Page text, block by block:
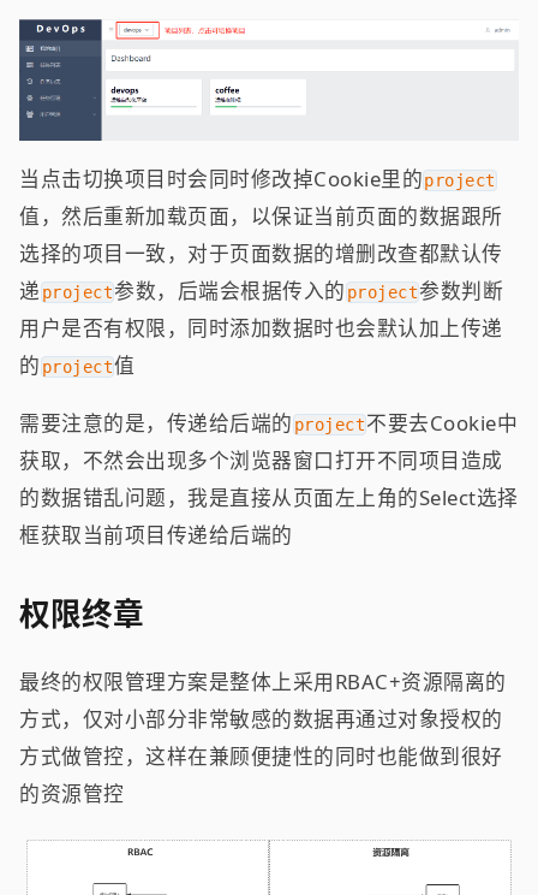
当点击切换项目时会同时修改掉Cookie里的project
值，然后重新加载页面，以保证当前页面的数据跟所
选择的项目一致，对于页面数据的增删改查都默认传
递 project参数，后端会根据传入的 project参数判断
用户是否有权限，同时添加数据时也会默认加上传递
的 project值
需要注意的是，传递给后端的 project不要去Cookie中
获取，不然会出现多个浏览器窗口打开不同项目造成
的数据错乱问题，我是直接从页面左上角的Select选择
框获取当前项目传递给后端的
权限终章
最终的权限管理方案是整体上采用RBAC+资源隔离的
方式，仅对小部分非常敏感的数据再通过对象授权的
方式做管控，这样在兼顾便捷性的同时也能做到很好
的资源管控